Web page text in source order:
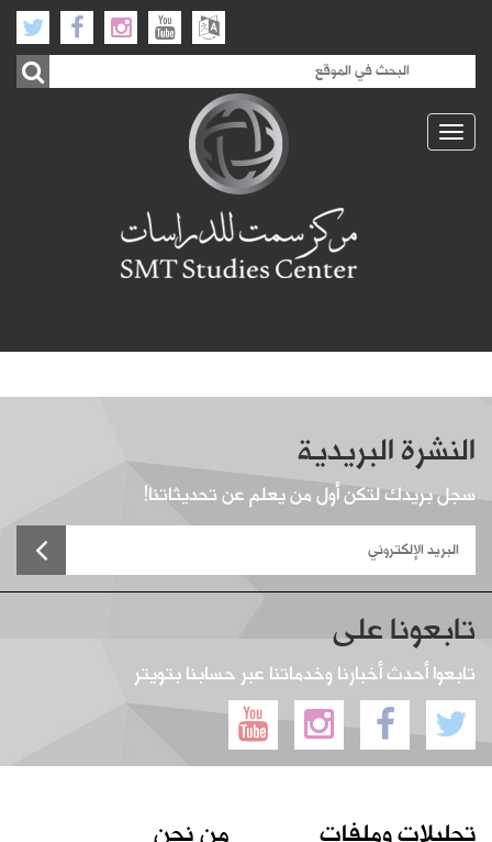
Toggle
navigation
النشرة البريدية
سجل بريدك لتكن أول من يعلم عن تحديثاتنا!
تابعونا على
تابعوا أحدث أخبارنا وخدماتنا عبر حسابنا بتويتر